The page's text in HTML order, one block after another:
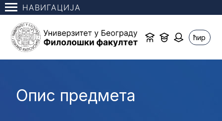
НАВИГАЦИЈА
ћир
Опис предмета